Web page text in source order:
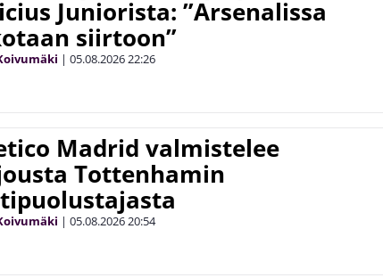
Juniorista: ”Arsenalissa
siirtoon”
| 05.08.202622:26
Madrid valmistelee
Tottenhamin
| 05.08.202620:54